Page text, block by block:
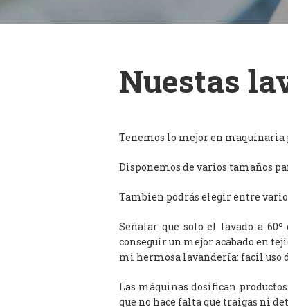
Nuestas
Tenemos lo mejor en maquinaria
Disponemos de varios tamaños
Tambien podrás elegir entre
Señalar que solo el lavado a
conseguir un mejor acabado en
mi hermosa lavandería: facil uso
Las máquinas dosifican
que no hace falta que traigas ni